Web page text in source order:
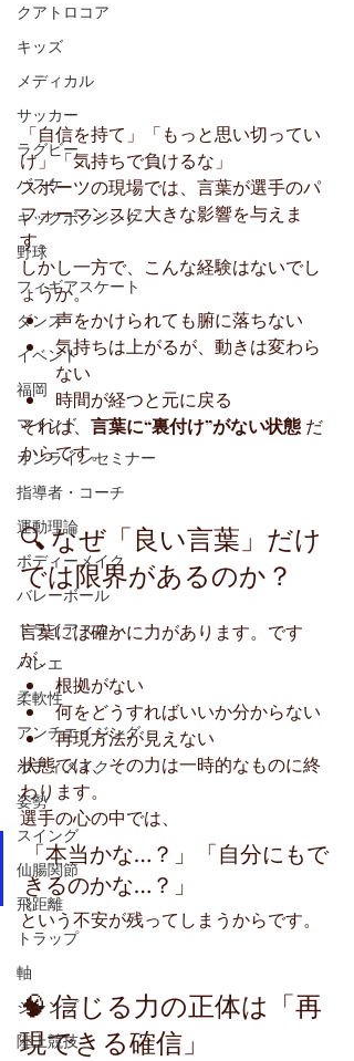
クアトロコア
キッズ
メディカル
サッカー
ラグビー
バスケ
キックボクシング
野球
フィギアスケート
ダンス
イベント
福岡
マインド
オンラインセミナー
指導者・コーチ
運動理論
ボディーメイク
バレーボール
トライアスロン
バレエ
柔軟性
アンチエイジング
ボディメイク
姿勢
スイング
仙腸関節
飛距離
トラップ
軸
ジャンプ
陸上競技
「自信を持て」「もっと思い切ってい
け」「気持ちで負けるな」
スポーツの現場では、言葉が選手のパ
フォーマンスに大きな影響を与えま
す。
しかし一方で、こんな経験はないでし
ょうか。
声をかけられても腑に落ちない
気持ちは上がるが、動きは変わら
ない
時間が経つと元に戻る
それは、 言葉に“裏付け”がない状態 だ
からです。
🔍 なぜ「良い言葉」だけ
では限界があるのか？
言葉には確かに力があります。です
が、
根拠がない
何をどうすればいいか分からない
再現方法が見えない
状態では、その力は一時的なものに終
わります。
選手の心の中では、
「本当かな…？」「自分にもで
きるのかな…？」
という不安が残ってしまうからです。
🧠 信じる力の正体は「再
現できる確信」